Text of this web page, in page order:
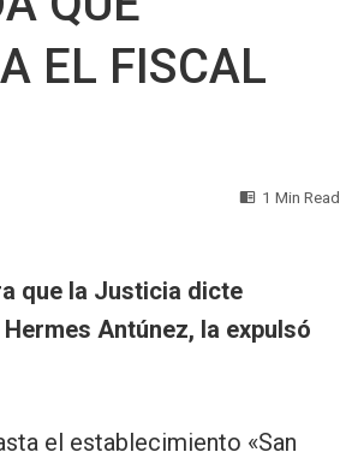
EL FISCAL
1 Min Read
que la Justicia dicte
Antúnez, la expulsó
el establecimiento «San